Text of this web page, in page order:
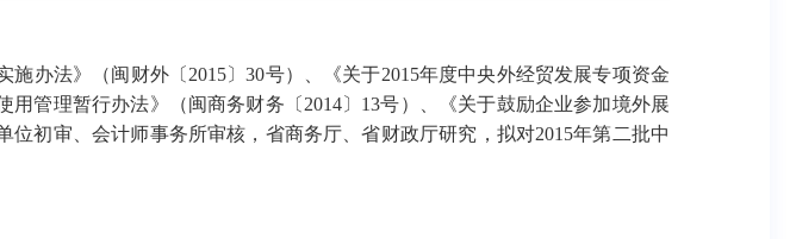
法》（闽财外〔2015〕30号）、《关于2015年度中央外经贸发展专项资金
管理暂行办法》（闽商务财务〔2014〕13号）、《关于鼓励企业参加境外展
初审、会计师事务所审核，省商务厅、省财政厅研究，拟对2015年第二批中